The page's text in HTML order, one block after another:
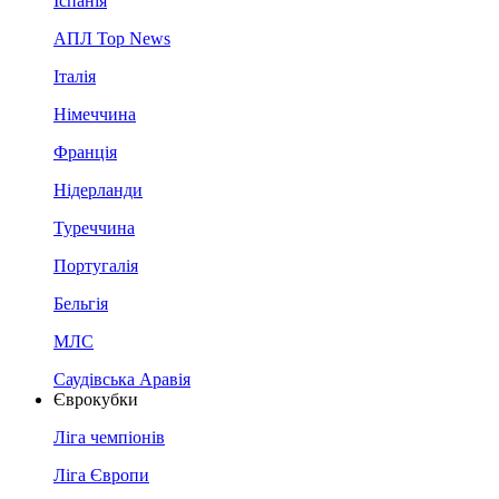
АПЛ Top News
Італія
Німеччина
Франція
Нідерланди
Туреччина
Португалія
Бельгія
МЛС
Саудівська Аравія
Єврокубки
Ліга чемпіонів
Ліга Європи